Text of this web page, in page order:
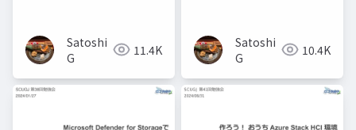
Satoshi
G
11.4K
Satoshi
G
10.4K